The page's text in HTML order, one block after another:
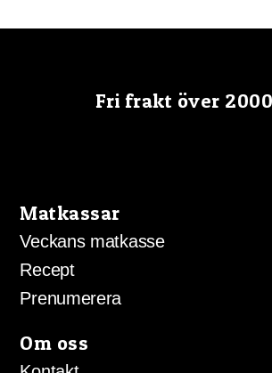
Fri frakt över
Matkassar
Veckans matkasse
Recept
Prenumerera
Om oss